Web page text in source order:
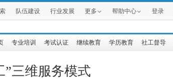
队伍建设 行业发展 更多 帮助中心 登录
专业培训 考试认证 继续教育 学历教育 社工督导
”三维服务模式